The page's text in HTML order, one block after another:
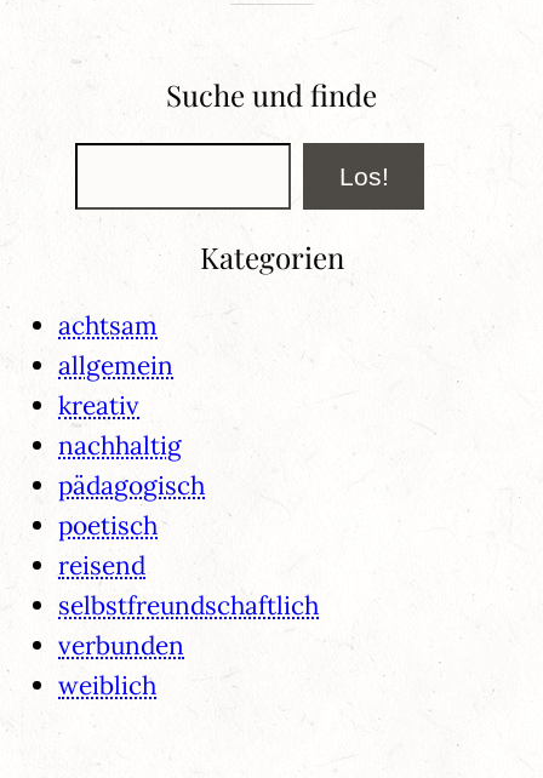
Suche und finde
Suchen Los!
Kategorien
achtsam
allgemein
kreativ
nachhaltig
pädagogisch
poetisch
reisend
selbstfreundschaftlich
verbunden
weiblich